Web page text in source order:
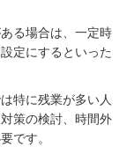
る場合は、一定時
定にするといった
特に残業が多い人
策の検討、時間外
です。